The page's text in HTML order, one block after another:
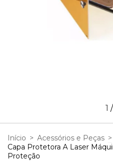
1 /
Início > Acessórios e Peças >
Capa Protetora A Laser
Proteção